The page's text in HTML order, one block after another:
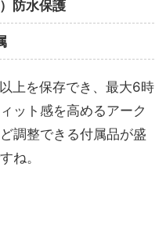
防水保護
上を保存でき、最大6時
ット感を高めるアーク
調整できる付属品が盛
ね。